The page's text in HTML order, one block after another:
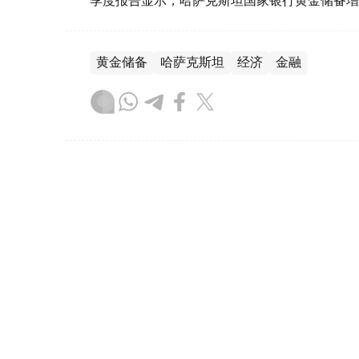
黄金储备 哈萨克斯坦 经济 金融